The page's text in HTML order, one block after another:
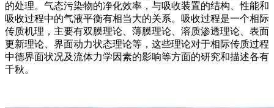
的处理。气态污染物的净化效率，与吸收装置的结构、性能和
吸收过程中的气液平衡有相当大的关系。吸收过程是一个相际
传质机理，主要有双膜理论、薄膜理论、溶质渗透理论、表面
更新理论、界面动力状态理论等，这些理论对于相际传质过程
中德界面状况及流体力学因素的影响等方面的研究和描述各有
千秋。